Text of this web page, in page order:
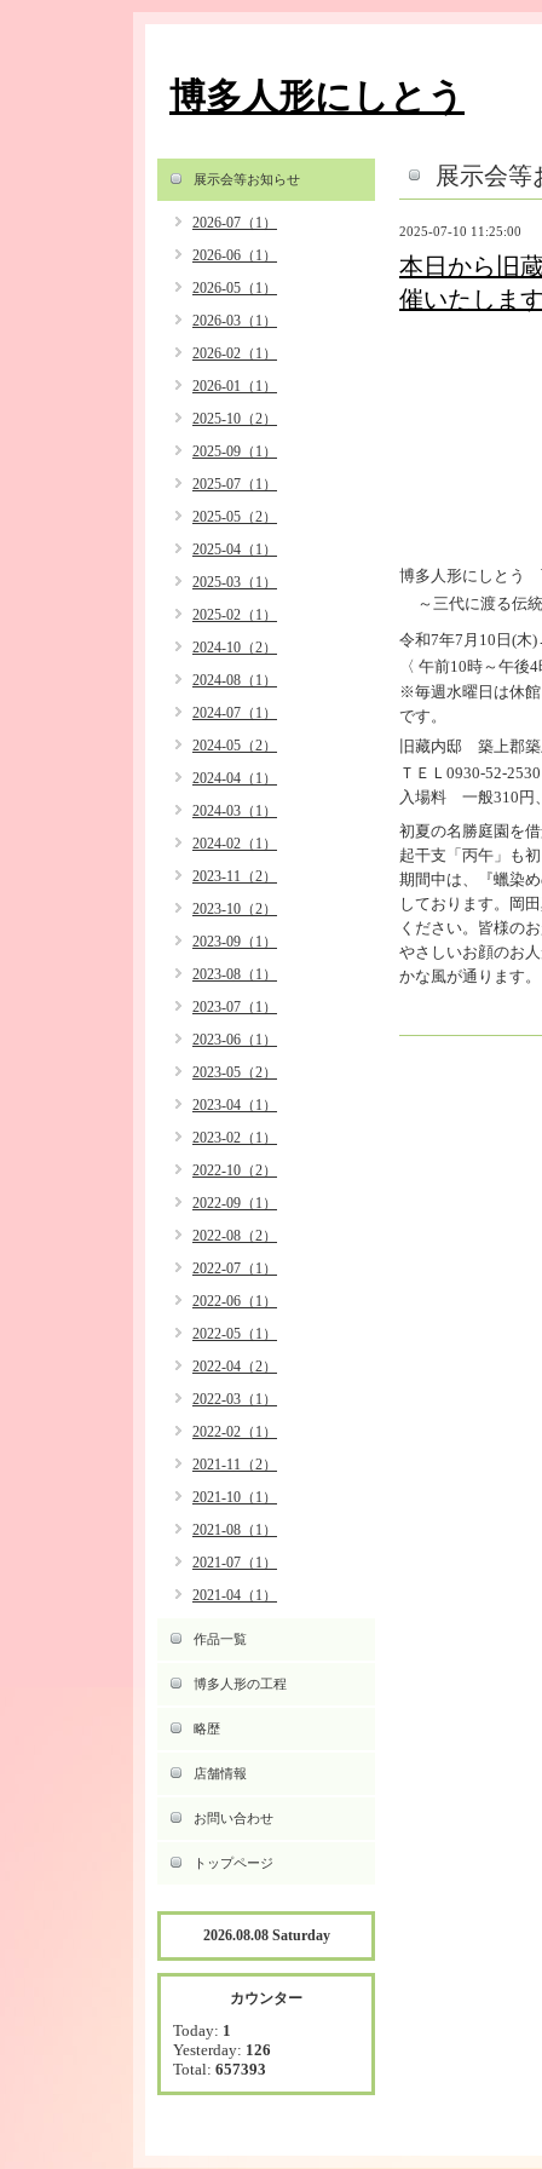
博多人形にしとう
展示会等
2025-07-10 11:25:00
本日から旧
催いたしま
博多人形にしとう
～三代に渡る伝
令和7年7月10日(木
〈 午前10時～午後
※毎週水曜日は休
です。
旧藏内邸 築上郡
ＴＥＬ0930-52-2530
入場料 一般310円
初夏の名勝庭園を
起干支「丙午」も
期間中は、『蠟染
しております。岡
ください。皆様の
やさしいお顔のお
かな風が通ります。
展示会等お知らせ
2026-07（1）
2026-06（1）
2026-05（1）
2026-03（1）
2026-02（1）
2026-01（1）
2025-10（2）
2025-09（1）
2025-07（1）
2025-05（2）
2025-04（1）
2025-03（1）
2025-02（1）
2024-10（2）
2024-08（1）
2024-07（1）
2024-05（2）
2024-04（1）
2024-03（1）
2024-02（1）
2023-11（2）
2023-10（2）
2023-09（1）
2023-08（1）
2023-07（1）
2023-06（1）
2023-05（2）
2023-04（1）
2023-02（1）
2022-10（2）
2022-09（1）
2022-08（2）
2022-07（1）
2022-06（1）
2022-05（1）
2022-04（2）
2022-03（1）
2022-02（1）
2021-11（2）
2021-10（1）
2021-08（1）
2021-07（1）
2021-04（1）
作品一覧
博多人形の工程
略歴
店舗情報
お問い合わせ
トップページ
2026.08.08 Saturday
カウンター
Today: 1
Yesterday: 126
Total: 657393